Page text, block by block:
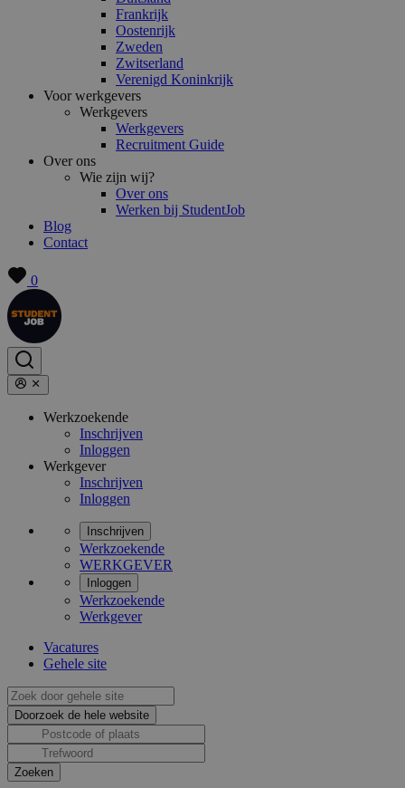
Frankrijk
Oostenrijk
Zweden
Zwitserland
Verenigd Koninkrijk
Voor werkgevers
Werkgevers
Werkgevers
Recruitment Guide
Over ons
Wie zijn wij?
Over ons
Werken bij StudentJob
Blog
Contact
0
Werkzoekende
Inschrijven
Inloggen
Werkgever
Inschrijven
Inloggen
Inschrijven
Werkzoekende
WERKGEVER
Inloggen
Werkzoekende
Werkgever
Vacatures
Gehele site